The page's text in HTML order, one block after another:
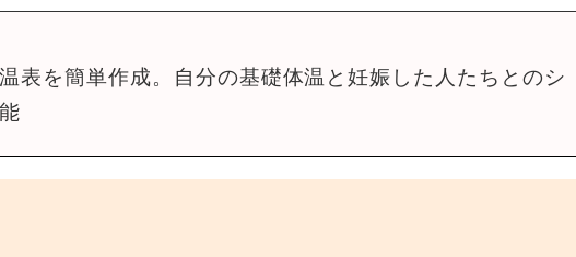
表を簡単作成。自分の基礎体温と妊娠した人たちとのシ